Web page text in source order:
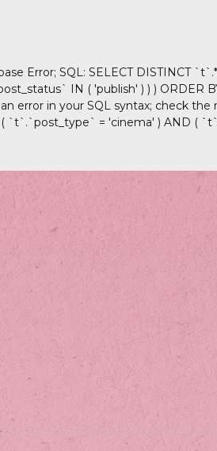
Error; SQL: SELECT DISTINCT
IN ( 'publish' ) ) ) ORDER
error in your SQL syntax; check
`t`.`post_type` = 'cinema' ) AND (